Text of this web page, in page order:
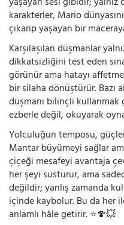
karakterler, Mario
çıkarıp yaşayan bir
Karşılaşılan düşmanlar
dikkatsizliğini test eden
görünür ama hatayı
bir silaha dönüştürür. Bazı
düşmanı bilinçli kullanmak
ezberle değil, okuyarak
Yolculuğun temposu,
Mantar büyümeyi sağlar
çiçeği mesafeyi avantaja
her şeyi susturur, ama
değildir; yanlış zamanda
içinde kaybolur. Bu da her
anlamlı hâle getirir. ⭐🍄💥